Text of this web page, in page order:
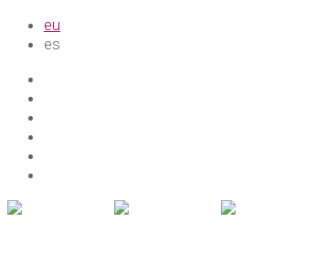
eu
es